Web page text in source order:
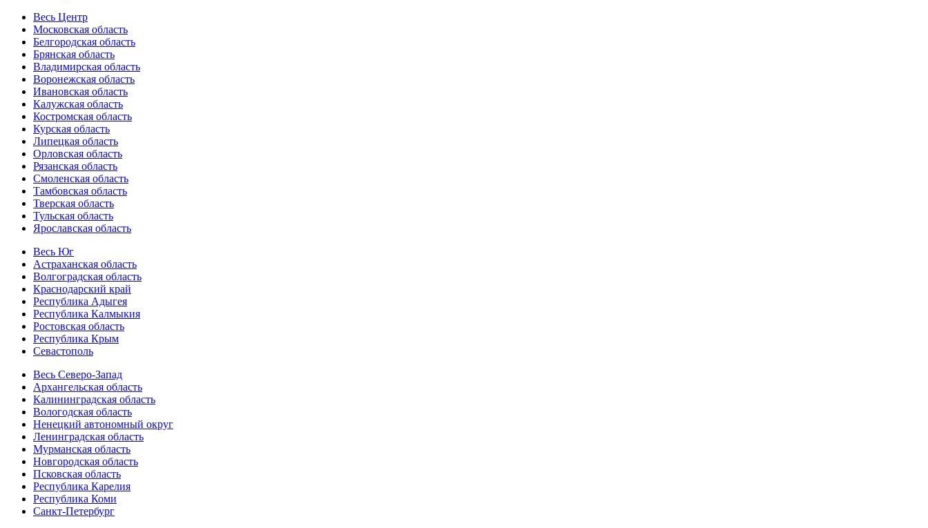
Весь Центр
Московская область
Белгородская область
Брянская область
Владимирская область
Воронежская область
Ивановская область
Калужская область
Костромская область
Курская область
Липецкая область
Орловская область
Рязанская область
Смоленская область
Тамбовская область
Тверская область
Тульская область
Ярославская область
Весь Юг
Астраханская область
Волгоградская область
Краснодарский край
Республика Адыгея
Республика Калмыкия
Ростовская область
Республика Крым
Севастополь
Весь Северо-Запад
Архангельская область
Калининградская область
Вологодская область
Ненецкий автономный округ
Ленинградская область
Мурманская область
Новгородская область
Псковская область
Республика Карелия
Республика Коми
Санкт-Петербург